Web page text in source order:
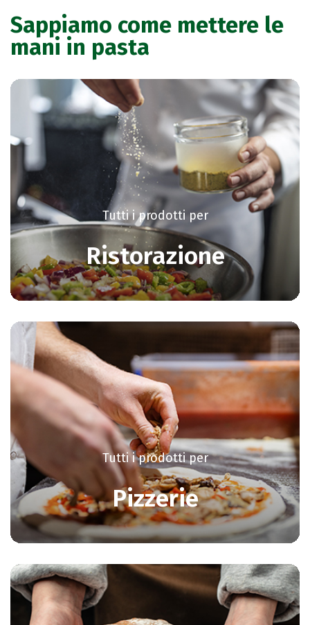
Sappiamo come mettere le
mani in pasta
Tutti i prodotti per
Ristorazione
Tutti i prodotti per
Pizzerie